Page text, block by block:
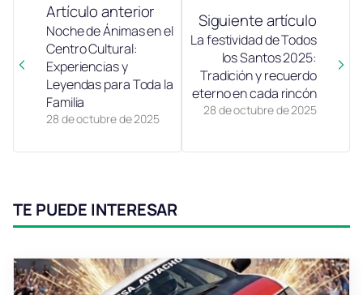
Artículo anterior
28 de octubre de 2025
Noche de Ánimas en el
Centro Cultural:
Experiencias y
Leyendas para Toda la
Familia
Siguiente artículo
28 de octubre de 2025
La festividad de Todos
los Santos 2025:
Tradición y recuerdo
eterno en cada rincón
TE PUEDE INTERESAR